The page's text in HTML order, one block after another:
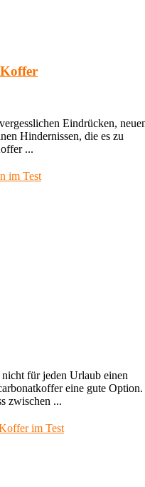
Eindrücken,
Hindernissen, die es zu
...
für jeden Urlaub einen
eine gute Option.
zwischen ...